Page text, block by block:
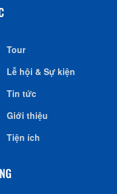
Tour
Lễ hội & Sự kiện
Tin tức
Giới thiệu
Tiện ích